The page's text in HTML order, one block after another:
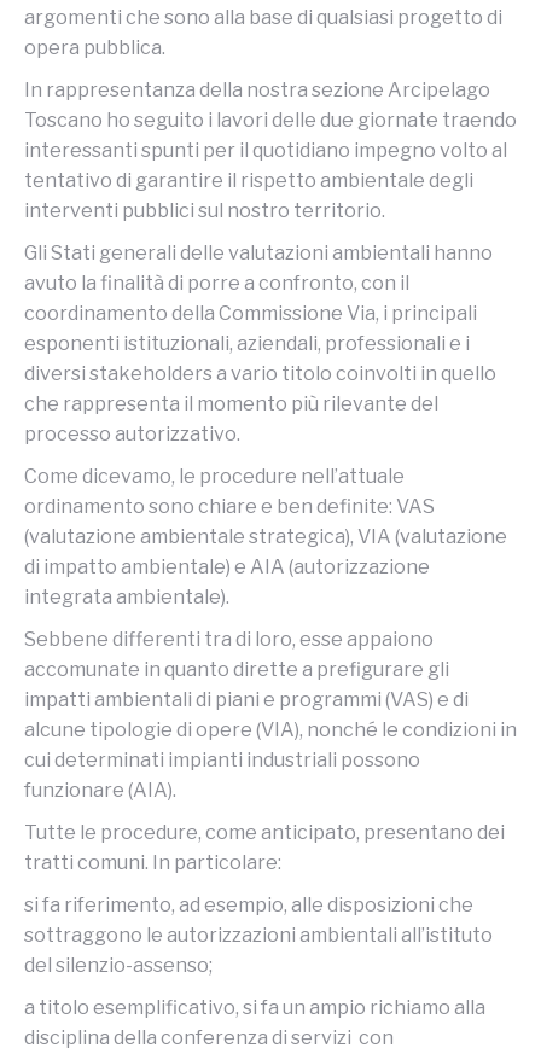
argomenti che sono alla base di qualsiasi progetto di
opera pubblica.
In rappresentanza della nostra sezione Arcipelago
Toscano ho seguito i lavori delle due giornate traendo
interessanti spunti per il quotidiano impegno volto al
tentativo di garantire il rispetto ambientale degli
interventi pubblici sul nostro territorio.
Gli Stati generali delle valutazioni ambientali hanno
avuto la finalità di porre a confronto, con il
coordinamento della Commissione Via, i principali
esponenti istituzionali, aziendali, professionali e i
diversi stakeholders a vario titolo coinvolti in quello
che rappresenta il momento più rilevante del
processo autorizzativo.
Come dicevamo, le procedure nell’attuale
ordinamento sono chiare e ben definite: VAS
(valutazione ambientale strategica), VIA (valutazione
di impatto ambientale) e AIA (autorizzazione
integrata ambientale).
Sebbene differenti tra di loro, esse appaiono
accomunate in quanto dirette a prefigurare gli
impatti ambientali di piani e programmi (VAS) e di
alcune tipologie di opere (VIA), nonché le condizioni in
cui determinati impianti industriali possono
funzionare (AIA).
Tutte le procedure, come anticipato, presentano dei
tratti comuni. In particolare:
si fa riferimento, ad esempio, alle disposizioni che
sottraggono le autorizzazioni ambientali all’istituto
del silenzio-assenso;
a titolo esemplificativo, si fa un ampio richiamo alla
disciplina della conferenza di servizi con